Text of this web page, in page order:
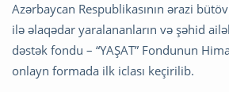
Azərbaycan Respublikasının ərazi
ilə əlaqədar yaralananların və şəhid
dəstək fondu – “YAŞAT” Fondunun
onlayn formada ilk iclası keçirilib.